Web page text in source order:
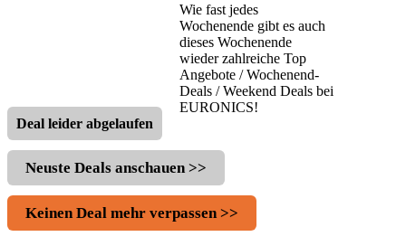
Wie fast jedes
Wochenende gibt es auch
dieses Wochenende
wieder zahlreiche Top
Angebote / Wochenend-
Deals / Weekend Deals bei
EURONICS!
Deal leider abgelaufen
Neuste Deals anschauen >>
Keinen Deal mehr verpassen >>